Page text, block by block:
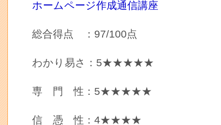
ホームページ作成通信講座
総合得点 ：97/100点
わかり易さ：5★★★★★
専 門 性：5★★★★★
信 憑 性：4★★★★